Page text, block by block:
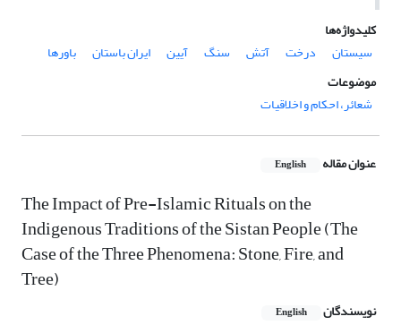
کلیدواژه‌ها
سیستان
درخت آتش سنگ آیین ایران باستان
باورها
موضوعات
شعائر، احکام و اخلاقیات
عنوان مقاله English
The Impact of Pre-Islamic Rituals on the
Indigenous Traditions of the Sistan People (The
Case of the Three Phenomena: Stone, Fire, and
Tree)
نویسندگان English